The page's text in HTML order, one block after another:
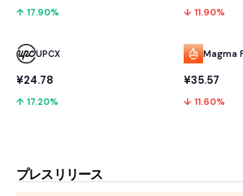
↑ 17.90%
UPCX
¥24.78
↑ 17.20%
↓ 11.90%
Magma
¥35.57
↓ 11.60%
プレスリリース